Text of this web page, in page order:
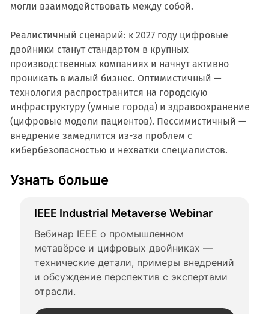
могли взаимодействовать между собой.
Реалистичный сценарий: к 2027 году цифровые
двойники станут стандартом в крупных
производственных компаниях и начнут активно
проникать в малый бизнес. Оптимистичный —
технология распространится на городскую
инфраструктуру (умные города) и здравоохранение
(цифровые модели пациентов). Пессимистичный —
внедрение замедлится из-за проблем с
кибербезопасностью и нехватки специалистов.
Узнать больше
IEEE Industrial Metaverse Webinar
Вебинар IEEE о промышленном
метавёрсе и цифровых двойниках —
технические детали, примеры внедрений
и обсуждение перспектив с экспертами
отрасли.